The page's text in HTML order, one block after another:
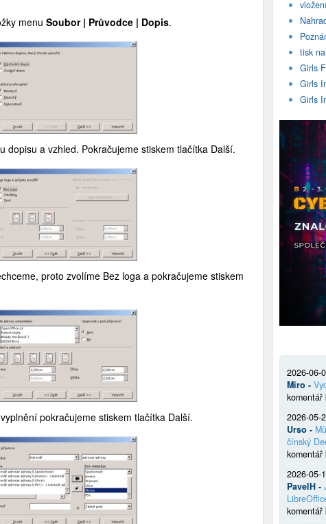
menu Soubor | Průvodce | Dopis.
dopisu a vzhled. Pokračujeme stiskem tlačítka Další.
proto zvolíme Bez loga a pokračujeme stiskem
pokračujeme stiskem tlačítka Další.
tisk
Girls
Girls
Girls
2026-06-
Miro -
komentář
2026-05-
Urso -
čínský
komentář
2026-05-
PavelH -
komentář